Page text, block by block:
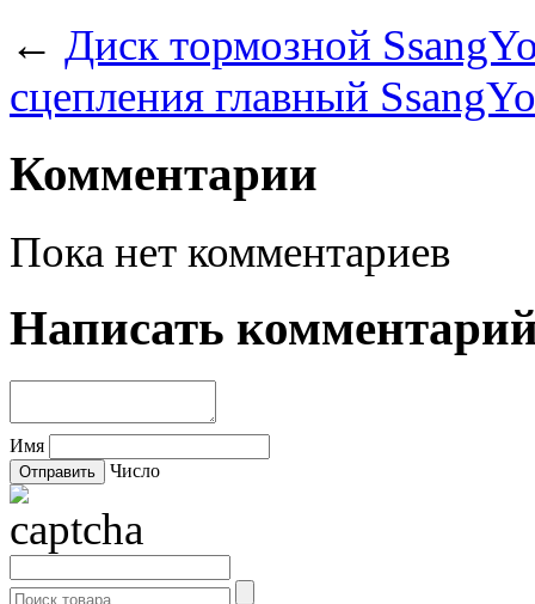
← Диск тормозной
сцепления главный
Комментарии
Пока нет комментариев
Написать
Имя
Число